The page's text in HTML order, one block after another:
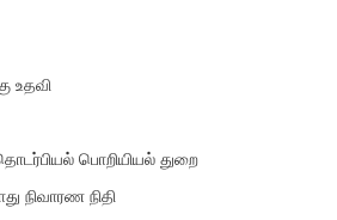
உதவி
பொறியியல் துறை
நிவாரண நிதி